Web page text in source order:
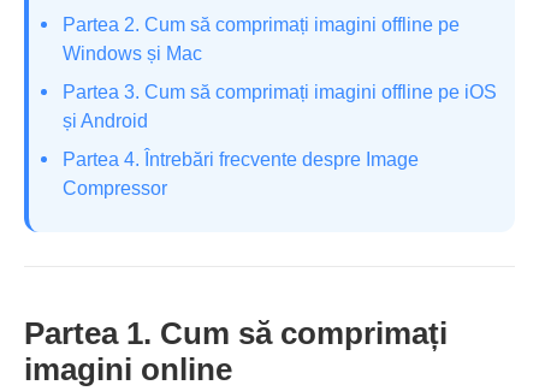
Partea 2. Cum să comprimați imagini offline pe
Windows și Mac
Partea 3. Cum să comprimați imagini offline pe iOS
și Android
Partea 4. Întrebări frecvente despre Image
Compressor
Partea 1. Cum să comprimați
imagini online